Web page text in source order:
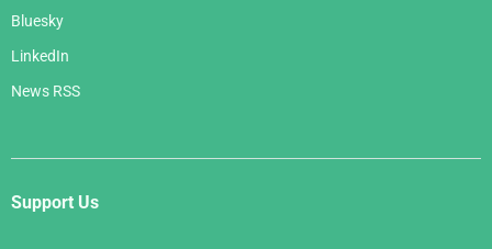
Bluesky
LinkedIn
News RSS
Support Us